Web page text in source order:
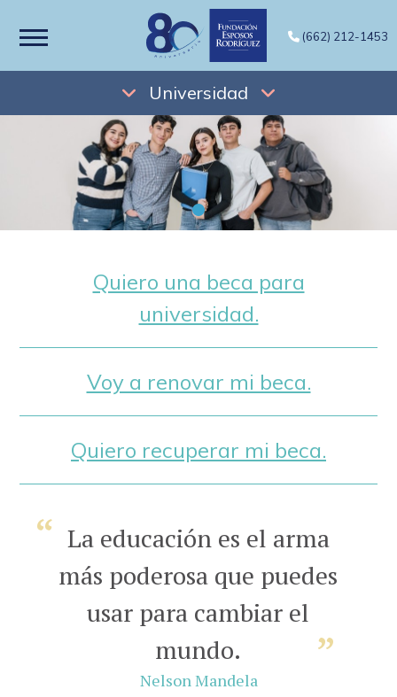
(662) 212-1453
Universidad
Quiero una beca para
universidad.
Voy a renovar mi beca.
Quiero recuperar mi beca.
La educación es el arma
más poderosa que puedes
usar para cambiar el
mundo.
Nelson Mandela